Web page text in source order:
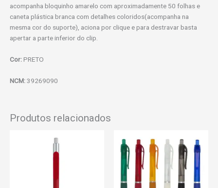
acompanha bloquinho amarelo com aproximadamente 50 folhas e
caneta plástica branca com detalhes coloridos(acompanha na
mesma cor do suporte), aciona por clique e para destravar basta
apertar a parte inferior do clip.
Cor:PRETO
NCM:39269090
Produtos relacionados